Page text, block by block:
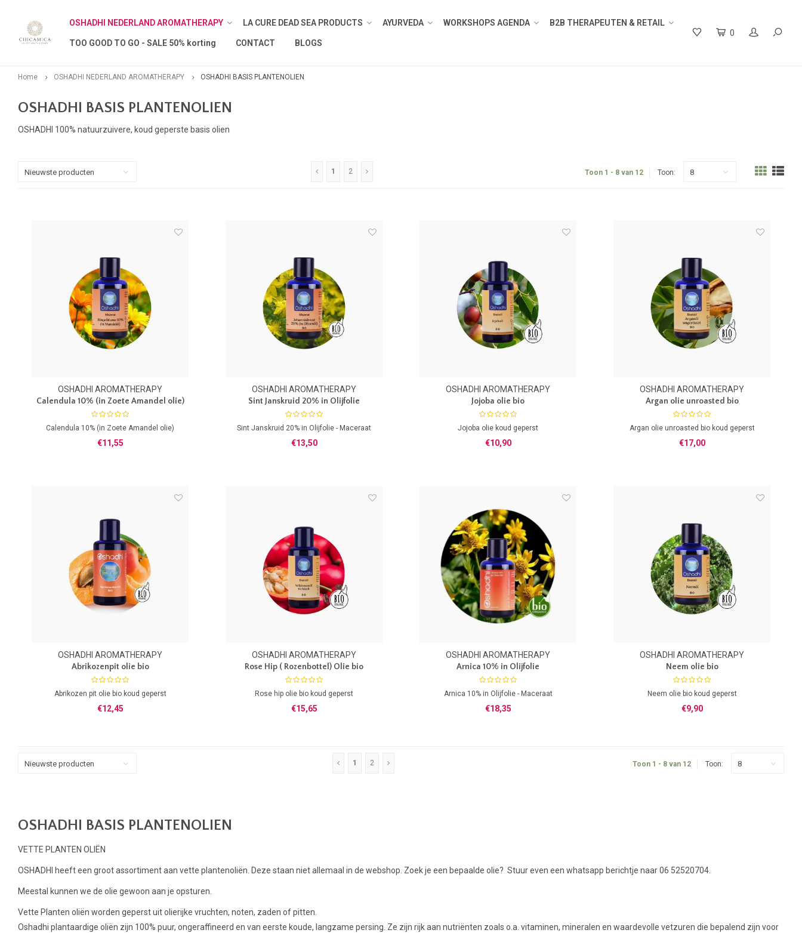
OSHADHI NEDERLAND AROMATHERAPY LA CURE DEAD SEA PRODUCTS AYURVEDA WORKSHOPS AGENDA B2B THERAPEUTEN & RETAIL
TOO GOOD TO GO - SALE 50% korting CONTACT BLOGS
0
Home OSHADHI NEDERLAND AROMATHERAPY OSHADHI BASIS PLANTENOLIEN
OSHADHI BASIS PLANTENOLIEN
OSHADHI 100% natuurzuivere, koud geperste basis olien
Nieuwste producten 1 2 Toon 1 - 8 van 12 Toon: 8
OSHADHI AROMATHERAPY
Calendula 10% (in Zoete Amandel olie)
Calendula 10% (in Zoete Amandel olie)
€11,55
OSHADHI AROMATHERAPY
Sint Janskruid 20% in Olijfolie
Sint Janskruid 20% in Olijfolie - Maceraat
€13,50
OSHADHI AROMATHERAPY
Jojoba olie bio
Jojoba olie koud geperst
€10,90
OSHADHI AROMATHERAPY
Argan olie unroasted bio
Argan olie unroasted bio koud geperst
€17,00
OSHADHI AROMATHERAPY
Abrikozenpit olie bio
Abrikozen pit olie bio koud geperst
€12,45
OSHADHI AROMATHERAPY
Rose Hip ( Rozenbottel) Olie bio
Rose hip olie bio koud geperst
€15,65
OSHADHI AROMATHERAPY
Arnica 10% in Olijfolie
Arnica 10% in Olijfolie - Maceraat
€18,35
OSHADHI AROMATHERAPY
Neem olie bio
Neem olie bio koud geperst
€9,90
Nieuwste producten 1 2 Toon 1 - 8 van 12 Toon: 8
OSHADHI BASIS PLANTENOLIEN
VETTE PLANTEN OLIËN
OSHADHI heeft een groot assortiment aan vette plantenoliën. Deze staan niet allemaal in de webshop. Zoek je een bepaalde olie? Stuur even een whatsapp berichtje naar 06 52520704.
Meestal kunnen we de olie gewoon aan je opsturen.
Vette Planten oliën worden geperst uit olierijke vruchten, noten, zaden of pitten.
Oshadhi plantaardige oliën zijn 100% puur, ongeraffineerd en van eerste koude, langzame persing. Ze zijn rijk aan nutriënten zoals o.a. vitaminen, mineralen en waardevolle vetzuren die bepalend zijn voor